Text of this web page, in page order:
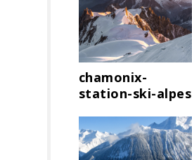
chamonix-
station-ski-alpes